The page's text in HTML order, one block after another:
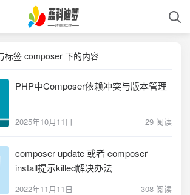
标签 composer 下的内容
PHP中Composer依赖冲突与版本管理
2025年10月11日 29 阅读
composer update 或者 composer
install提示killed解决办法
2022年11月11日 308 阅读